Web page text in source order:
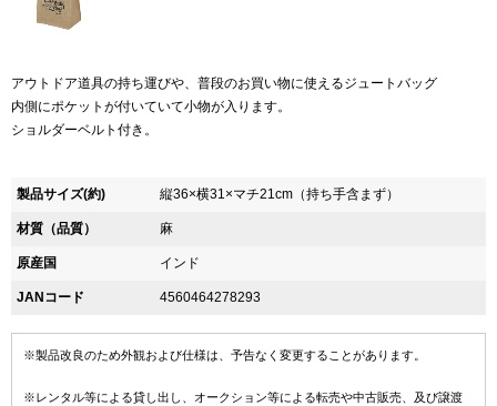
アウトドア道具の持ち運びや、普段のお買い物に使えるジュートバッグ
内側にポケットが付いていて小物が入ります。
ショルダーベルト付き。
製品サイズ(約) 縦36×横31×マチ21cm（持ち手含まず）
材質（品質） 麻
原産国 インド
JANコード 4560464278293
※製品改良のため外観および仕様は、予告なく変更することがあります。
※レンタル等による貸し出し、オークション等による転売や中古販売、及び譲渡